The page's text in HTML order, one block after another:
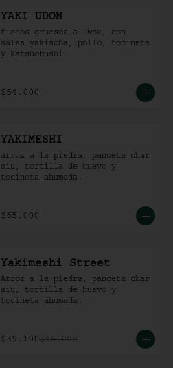
YAKI UDON
fideos gruesos al wok, con
salsa yakisoba, pollo, tocineta
y katsuobushi.
$54.000
YAKIMESHI
arroz a la piedra, panceta char
siu, tortilla de huevo y
tocineta ahumada.
$55.000
Yakimeshi Street
Arroz a la piedra, panceta char
siu, tortilla de huevo y
tocineta ahumada.
$39.100$46.000